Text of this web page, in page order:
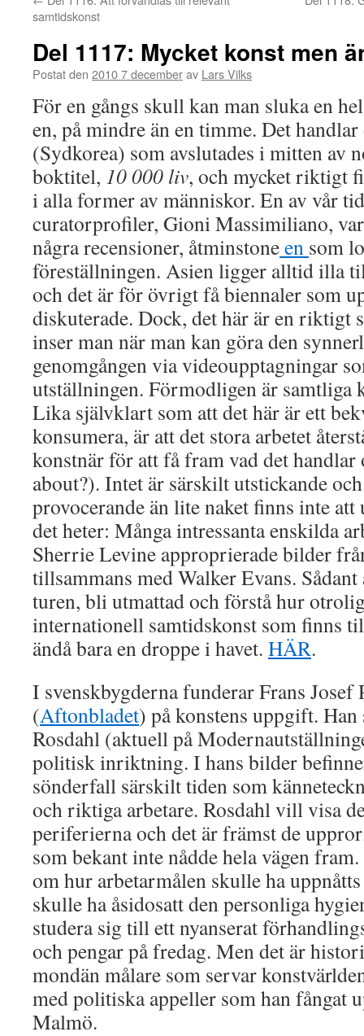
samtidskonst
Del 1117: Mycket konst men
Postat den 2010 7 decemberav Lars Vilks
För en gångs skull kan man sluka en
en, på mindre än en timme. Det
(Sydkorea) som avslutades i mitten av
boktitel, 10 000 liv, och mycket riktigt
i alla former av människor. En av vår
curatorprofiler, Gioni Massimiliano,
några recensioner, åtminstoneen som
föreställningen. Asien ligger alltid illa
och det är för övrigt få biennaler som
diskuterade. Dock, det här är en riktigt
inser man när man kan göra den
genomgången via videoupptagningar
utställningen. Förmodligen är samtliga
Lika självklart som att det här är ett
konsumera, är att det stora arbetet
konstnär för att få fram vad det
about?). Intet är särskilt utstickande
provocerande än lite naket finns inte
det heter: Många intressanta enskilda
Sherrie Levine approprierade bilder
tillsammans med Walker Evans.
turen, bli utmattad och förstå hur
internationell samtidskonst som finns
ändå bara en droppe i havet. HÄR.
I svenskbygderna funderar Frans Josef
(Aftonbladet) på konstens uppgift.
Rosdahl (aktuell på
politisk inriktning. I hans bilder
sönderfall särskilt tiden som
och riktiga arbetare. Rosdahl vill visa
periferierna och det är främst de
som bekant inte nådde hela vägen
om hur arbetarmålen skulle ha
skulle ha åsidosatt den personliga
studera sig till ett nyanserat
och pengar på fredag. Men det är
mondän målare som servar
med politiska appeller som han fångat
Malmö.